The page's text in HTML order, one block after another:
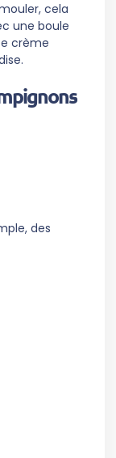
cela
une boule
crème
des